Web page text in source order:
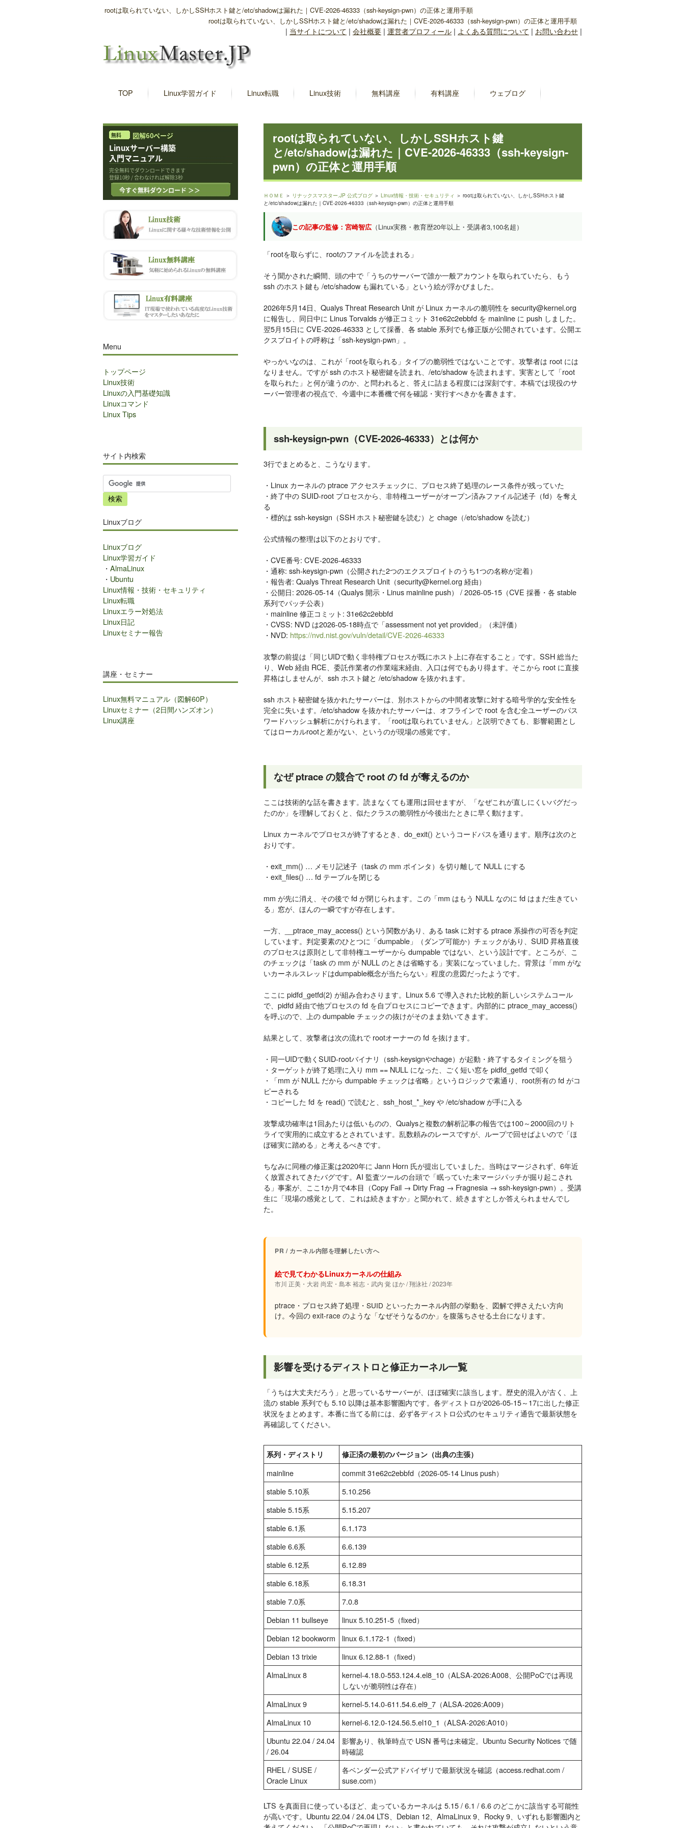
rootは取られていない、しかしSSHホスト鍵と/etc/shadowは漏れた｜CVE-2026-46333（ssh-keysign-pwn）の正体と運用手順
rootは取られていない、しかしSSHホスト鍵と/etc/shadowは漏れた｜CVE-2026-46333（ssh-keysign-pwn）の正体と運用手順
| 当サイトについて | 会社概要 | 運営者プロフィール | よくある質問について | お問い合わせ |
TOP Linux学習ガイド Linux転職 Linux技術 無料講座 有料講座 ウェブログ
rootは取られていない、しかしSSHホスト鍵
と/etc/shadowは漏れた｜CVE-2026-46333（ssh-keysign-
pwn）の正体と運用手順
ＨＯＭＥ ＞ リナックスマスター.JP 公式ブログ ＞ Linux情報・技術・セキュリティ ＞ rootは取られていない、しかしSSHホスト鍵
と/etc/shadowは漏れた｜CVE-2026-46333（ssh-keysign-pwn）の正体と運用手順
この記事の監修：宮崎智広（Linux実務・教育歴20年以上・受講者3,100名超）
「rootを取らずに、rootのファイルを読まれる」
そう聞かされた瞬間、頭の中で「うちのサーバーで誰か一般アカウントを取られていたら、もう
ssh のホスト鍵も /etc/shadow も漏れている」という絵が浮かびました。
2026年5月14日、Qualys Threat Research Unit が Linux カーネルの脆弱性を security@kernel.org
に報告し、同日中に Linus Torvalds が修正コミット 31e62c2ebbfd を mainline に push しました。
翌5月15日に CVE-2026-46333 として採番、各 stable 系列でも修正版が公開されています。公開エ
クスプロイトの呼称は「ssh-keysign-pwn」。
やっかいなのは、これが「rootを取られる」タイプの脆弱性ではないことです。攻撃者は root には
なりません。ですが ssh のホスト秘密鍵を読まれ、/etc/shadow を読まれます。実害として「root
を取られた」と何が違うのか、と問われると、答えに詰まる程度には深刻です。本稿では現役のサ
ーバー管理者の視点で、今週中に本番機で何を確認・実行すべきかを書きます。
ssh-keysign-pwn（CVE-2026-46333）とは何か
3行でまとめると、こうなります。
・Linux カーネルの ptrace アクセスチェックに、プロセス終了処理のレース条件が残っていた
・終了中の SUID-root プロセスから、非特権ユーザーがオープン済みファイル記述子（fd）を奪え
る
・標的は ssh-keysign（SSH ホスト秘密鍵を読む）と chage（/etc/shadow を読む）
公式情報の整理は以下のとおりです。
・CVE番号: CVE-2026-46333
・通称: ssh-keysign-pwn（公開された2つのエクスプロイトのうち1つの名称が定着）
・報告者: Qualys Threat Research Unit（security@kernel.org 経由）
・公開日: 2026-05-14（Qualys 開示・Linus mainline push） / 2026-05-15（CVE 採番・各 stable
系列でパッチ公表）
・mainline 修正コミット: 31e62c2ebbfd
・CVSS: NVD は2026-05-18時点で「assessment not yet provided」（未評価）
・NVD: https://nvd.nist.gov/vuln/detail/CVE-2026-46333
攻撃の前提は「同じUIDで動く非特権プロセスが既にホスト上に存在すること」です。SSH 総当た
り、Web 経由 RCE、委託作業者の作業端末経由、入口は何でもあり得ます。そこから root に直接
昇格はしませんが、ssh ホスト鍵と /etc/shadow を抜かれます。
ssh ホスト秘密鍵を抜かれたサーバーは、別ホストからの中間者攻撃に対する暗号学的な安全性を
完全に失います。/etc/shadow を抜かれたサーバーは、オフラインで root を含む全ユーザーのパス
ワードハッシュ解析にかけられます。「rootは取られていません」と説明できても、影響範囲とし
てはローカルrootと差がない、というのが現場の感覚です。
なぜ ptrace の競合で root の fd が奪えるのか
ここは技術的な話を書きます。読まなくても運用は回せますが、「なぜこれが直しにくいバグだっ
たのか」を理解しておくと、似たクラスの脆弱性が今後出たときに早く動けます。
Linux カーネルでプロセスが終了するとき、do_exit() というコードパスを通ります。順序は次のと
おりです。
・exit_mm() … メモリ記述子（task の mm ポインタ）を切り離して NULL にする
・exit_files() … fd テーブルを閉じる
mm が先に消え、その後で fd が閉じられます。この「mm はもう NULL なのに fd はまだ生きてい
る」窓が、ほんの一瞬ですが存在します。
一方、__ptrace_may_access() という関数があり、ある task に対する ptrace 系操作の可否を判定
しています。判定要素のひとつに「dumpable」（ダンプ可能か）チェックがあり、SUID 昇格直後
のプロセスは原則として非特権ユーザーから dumpable ではない、という設計です。ところが、こ
のチェックは「task の mm が NULL のときは省略する」実装になっていました。背景は「mm がな
いカーネルスレッドはdumpable概念が当たらない」程度の意図だったようです。
ここに pidfd_getfd(2) が組み合わさります。Linux 5.6 で導入された比較的新しいシステムコール
で、pidfd 経由で他プロセスの fd を自プロセスにコピーできます。内部的に ptrace_may_access()
を呼ぶので、上の dumpable チェックの抜けがそのまま効いてきます。
結果として、攻撃者は次の流れで rootオーナーの fd を抜けます。
・同一UIDで動くSUID-rootバイナリ（ssh-keysignやchage）が起動・終了するタイミングを狙う
・ターゲットが終了処理に入り mm == NULL になった、ごく短い窓を pidfd_getfd で叩く
・「mm が NULL だから dumpable チェックは省略」というロジックで素通り、root所有の fd がコ
ピーされる
・コピーした fd を read() で読むと、ssh_host_*_key や /etc/shadow が手に入る
攻撃成功確率は1回あたりは低いものの、Qualysと複数の解析記事の報告では100～2000回のリト
ライで実用的に成立するとされています。乱数頼みのレースですが、ループで回せばよいので「ほ
ぼ確実に踏める」と考えるべきです。
ちなみに同種の修正案は2020年に Jann Horn 氏が提出していました。当時はマージされず、6年近
く放置されてきたバグです。AI 監査ツールの台頭で「眠っていた未マージパッチが掘り起こされ
る」事案が、ここ1か月で4本目（Copy Fail → Dirty Frag → Fragnesia → ssh-keysign-pwn）。受講
生に「現場の感覚として、これは続きますか」と聞かれて、続きますとしか答えられませんでし
た。
PR / カーネル内部を理解したい方へ
絵で見てわかるLinuxカーネルの仕組み
市川 正美・大岩 尚宏・島本 裕志・武内 覚 ほか / 翔泳社 / 2023年
ptrace・プロセス終了処理・SUID といったカーネル内部の挙動を、図解で押さえたい方向
け。今回の exit-race のような「なぜそうなるのか」を腹落ちさせる土台になります。
影響を受けるディストロと修正カーネル一覧
「うちは大丈夫だろう」と思っているサーバーが、ほぼ確実に該当します。歴史的混入が古く、上
流の stable 系列でも 5.10 以降は基本影響圏内です。各ディストロが2026-05-15～17に出した修正
状況をまとめます。本番に当てる前には、必ず各ディストロ公式のセキュリティ通告で最新状態を
再確認してください。
系列・ディストリ 修正済の最初のバージョン（出典の主張）
mainline
commit 31e62c2ebbfd（2026-05-14 Linus push）
stable 5.10系
5.10.256
stable 5.15系
5.15.207
stable 6.1系
6.1.173
stable 6.6系
6.6.139
stable 6.12系
6.12.89
stable 6.18系
6.18.31
stable 7.0系
7.0.8
Debian 11 bullseye
linux 5.10.251-5（fixed）
Debian 12 bookworm
linux 6.1.172-1（fixed）
Debian 13 trixie
linux 6.12.88-1（fixed）
AlmaLinux 8
kernel-4.18.0-553.124.4.el8_10（ALSA-2026:A008、公開PoCでは再現
しないが脆弱性は存在）
AlmaLinux 9
kernel-5.14.0-611.54.6.el9_7（ALSA-2026:A009）
AlmaLinux 10
kernel-6.12.0-124.56.5.el10_1（ALSA-2026:A010）
Ubuntu 22.04 / 24.04
/ 26.04
影響あり、執筆時点で USN 番号は未確定。Ubuntu Security Notices で随
時確認
RHEL / SUSE /
Oracle Linux
各ベンダー公式アドバイザリで最新状況を確認（access.redhat.com /
suse.com）
LTS を真面目に使っているほど、走っているカーネルは 5.15 / 6.1 / 6.6 のどこかに該当する可能性
が高いです。Ubuntu 22.04 / 24.04 LTS、Debian 12、AlmaLinux 9、Rocky 9、いずれも影響圏内と
Menu
トップページ
Linux技術
Linuxの入門基礎知識
Linuxコマンド
Linux Tips
サイト内検索
サ
イ
ト
検
索
Linuxブログ
Linuxブログ
Linux学習ガイド
・ AlmaLinux
・ Ubuntu
Linux情報・技術・セキュリティ
Linux転職
Linuxエラー対処法
Linux日記
Linuxセミナー報告
講座・セミナー
Linux無料マニュアル（図解60P）
Linuxセミナー（2日間ハンズオン）
Linux講座